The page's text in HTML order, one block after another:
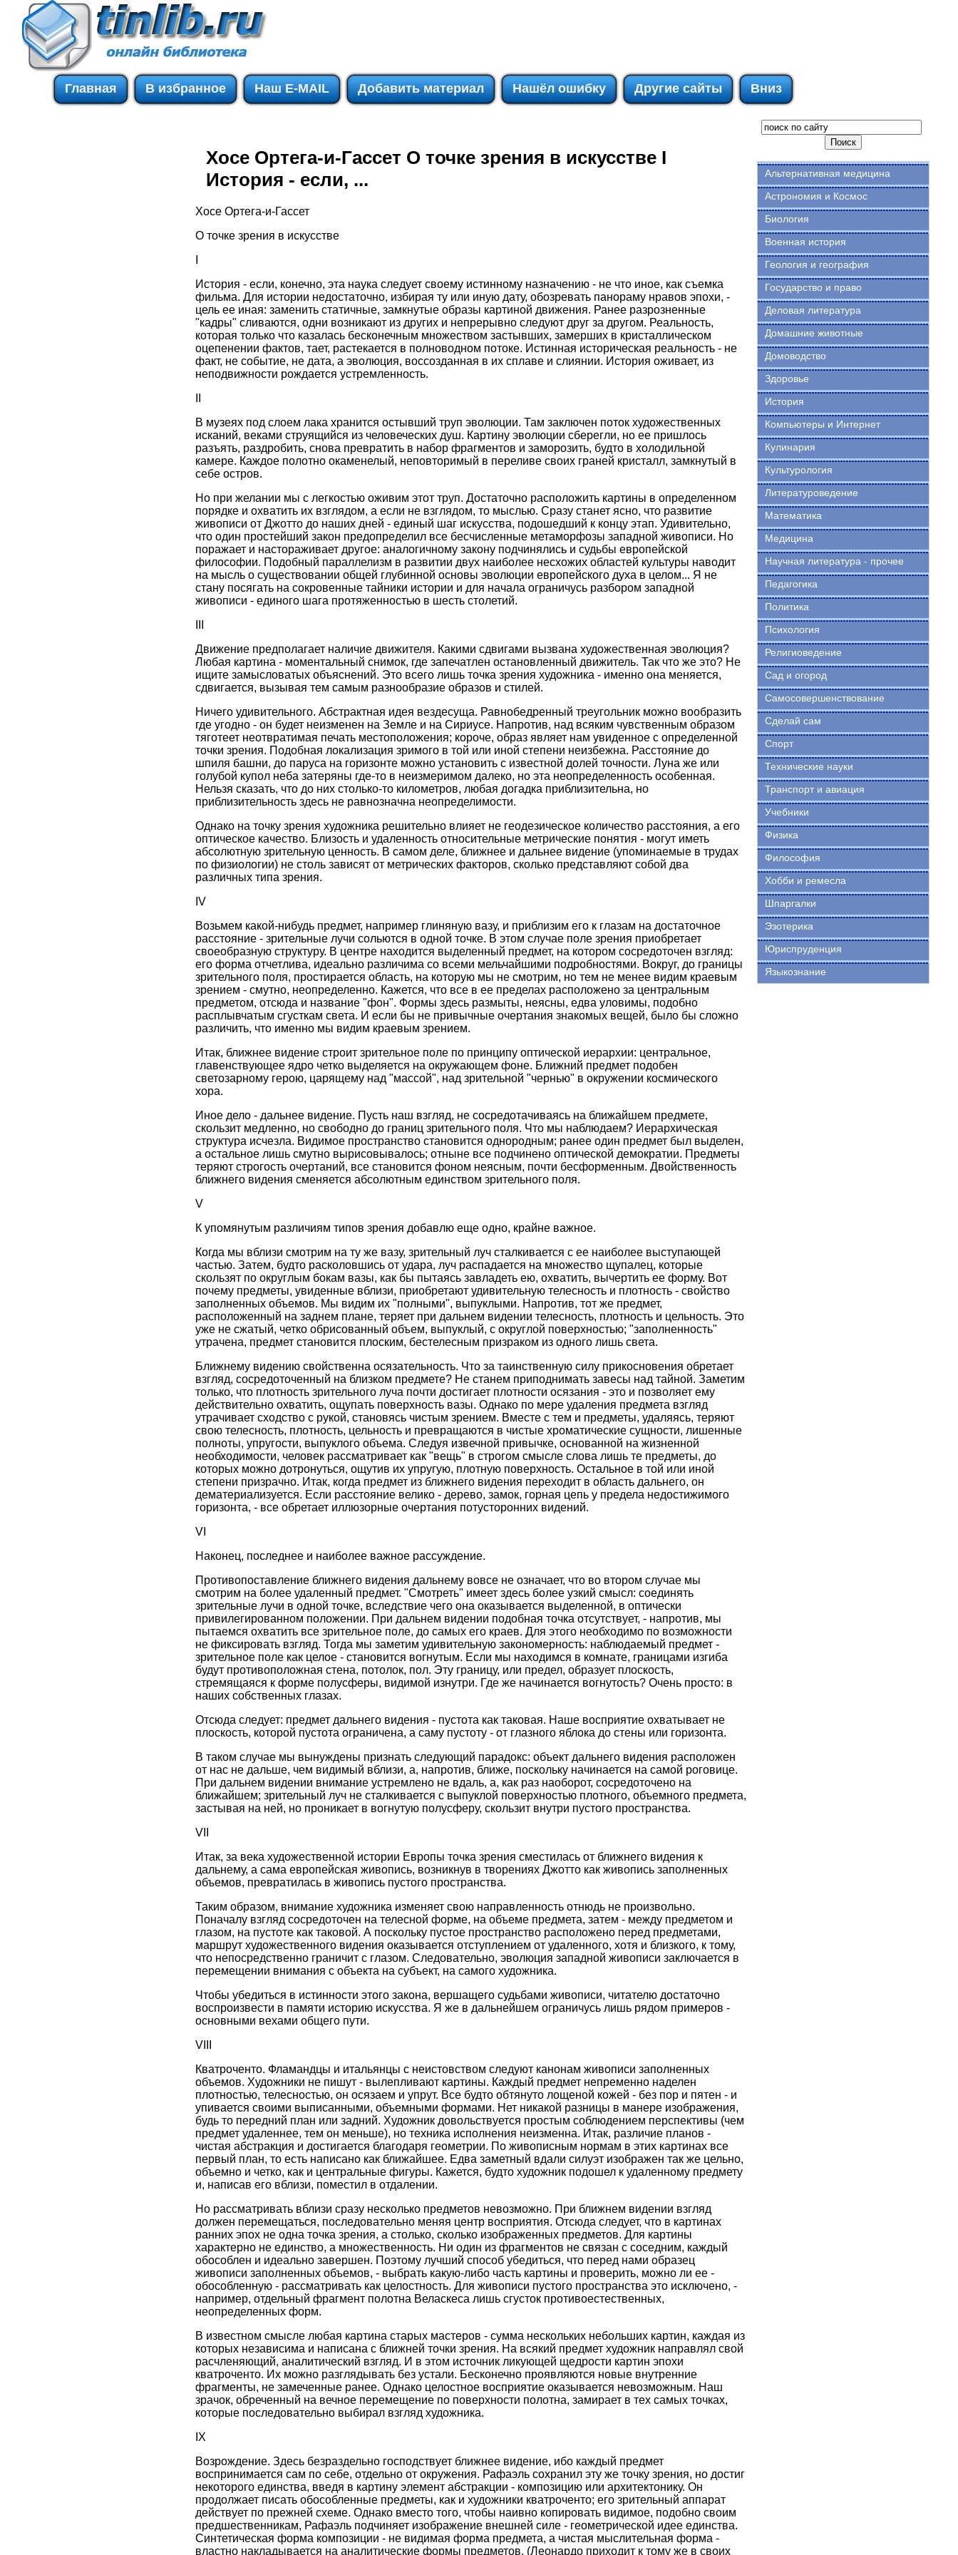
Главная В избранное Наш E-MAIL Добавить материал Нашёл ошибку Другие сайты Вниз
Хосе Ортега-и-Гассет О точке зрения в искусстве I
История - если, ...
Хосе Ортега-и-Гассет
О точке зрения в искусстве
История - если, конечно, эта наука следует своему истинному назначению - не что иное, как съемка
фильма. Для истории недостаточно, избирая ту или иную дату, обозревать панораму нравов эпохи, -
цель ее иная: заменить статичные, замкнутые образы картиной движения. Ранее разрозненные
"кадры" сливаются, одни возникают из других и непрерывно следуют друг за другом. Реальность,
которая только что казалась бесконечным множеством застывших, замерших в кристаллическом
оцепенении фактов, тает, растекается в полноводном потоке. Истинная историческая реальность - не
факт, не событие, не дата, а эволюция, воссозданная в их сплаве и слиянии. История оживает, из
неподвижности рождается устремленность.
В музеях под слоем лака хранится остывший труп эволюции. Там заключен поток художественных
исканий, веками струящийся из человеческих душ. Картину эволюции сберегли, но ее пришлось
разъять, раздробить, снова превратить в набор фрагментов и заморозить, будто в холодильной
камере. Каждое полотно окаменелый, неповторимый в переливе своих граней кристалл, замкнутый в
себе остров.
Но при желании мы с легкостью оживим этот труп. Достаточно расположить картины в определенном
порядке и охватить их взглядом, а если не взглядом, то мыслью. Сразу станет ясно, что развитие
живописи от Джотто до наших дней - единый шаг искусства, подошедший к концу этап. Удивительно,
что один простейший закон предопределил все бесчисленные метаморфозы западной живописи. Но
поражает и настораживает другое: аналогичному закону подчинялись и судьбы европейской
философии. Подобный параллелизм в развитии двух наиболее несхожих областей культуры наводит
на мысль о существовании общей глубинной основы эволюции европейского духа в целом... Я не
стану посягать на сокровенные тайники истории и для начала ограничусь разбором западной
живописи - единого шага протяженностью в шесть столетий.
Движение предполагает наличие движителя. Какими сдвигами вызвана художественная эволюция?
Любая картина - моментальный снимок, где запечатлен остановленный движитель. Так что же это? Не
ищите замысловатых объяснений. Это всего лишь точка зрения художника - именно она меняется,
сдвигается, вызывая тем самым разнообразие образов и стилей.
Ничего удивительного. Абстрактная идея вездесуща. Равнобедренный треугольник можно вообразить
где угодно - он будет неизменен на Земле и на Сириусе. Напротив, над всяким чувственным образом
тяготеет неотвратимая печать местоположения; короче, образ являет нам увиденное с определенной
точки зрения. Подобная локализация зримого в той или иной степени неизбежна. Расстояние до
шпиля башни, до паруса на горизонте можно установить с известной долей точности. Луна же или
голубой купол неба затеряны где-то в неизмеримом далеко, но эта неопределенность особенная.
Нельзя сказать, что до них столько-то километров, любая догадка приблизительна, но
приблизительность здесь не равнозначна неопределимости.
Однако на точку зрения художника решительно влияет не геодезическое количество расстояния, а его
оптическое качество. Близость и удаленность относительные метрические понятия - могут иметь
абсолютную зрительную ценность. В самом деле, ближнее и дальнее видение (упоминаемые в трудах
по физиологии) не столь зависят от метрических факторов, сколько представляют собой два
различных типа зрения.
IV
Возьмем какой-нибудь предмет, например глиняную вазу, и приблизим его к глазам на достаточное
расстояние - зрительные лучи сольются в одной точке. В этом случае поле зрения приобретает
своеобразную структуру. В центре находится выделенный предмет, на котором сосредоточен взгляд:
его форма отчетлива, идеально различима со всеми мельчайшими подробностями. Вокруг, до границы
зрительного поля, простирается область, на которую мы не смотрим, но тем не менее видим краевым
зрением - смутно, неопределенно. Кажется, что все в ее пределах расположено за центральным
предметом, отсюда и название "фон". Формы здесь размыты, неясны, едва уловимы, подобно
расплывчатым сгусткам света. И если бы не привычные очертания знакомых вещей, было бы сложно
различить, что именно мы видим краевым зрением.
Итак, ближнее видение строит зрительное поле по принципу оптической иерархии: центральное,
главенствующее ядро четко выделяется на окружающем фоне. Ближний предмет подобен
светозарному герою, царящему над "массой", над зрительной "чернью" в окружении космического
хора.
Иное дело - дальнее видение. Пусть наш взгляд, не сосредотачиваясь на ближайшем предмете,
скользит медленно, но свободно до границ зрительного поля. Что мы наблюдаем? Иерархическая
структура исчезла. Видимое пространство становится однородным; ранее один предмет был выделен,
а остальное лишь смутно вырисовывалось; отныне все подчинено оптической демократии. Предметы
теряют строгость очертаний, все становится фоном неясным, почти бесформенным. Двойственность
ближнего видения сменяется абсолютным единством зрительного поля.
V
К упомянутым различиям типов зрения добавлю еще одно, крайне важное.
Когда мы вблизи смотрим на ту же вазу, зрительный луч сталкивается с ее наиболее выступающей
частью. Затем, будто расколовшись от удара, луч распадается на множество щупалец, которые
скользят по округлым бокам вазы, как бы пытаясь завладеть ею, охватить, вычертить ее форму. Вот
почему предметы, увиденные вблизи, приобретают удивительную телесность и плотность - свойство
заполненных объемов. Мы видим их "полными", выпуклыми. Напротив, тот же предмет,
расположенный на заднем плане, теряет при дальнем видении телесность, плотность и цельность. Это
уже не сжатый, четко обрисованный объем, выпуклый, с округлой поверхностью; "заполненность"
утрачена, предмет становится плоским, бестелесным призраком из одного лишь света.
Ближнему видению свойственна осязательность. Что за таинственную силу прикосновения обретает
взгляд, сосредоточенный на близком предмете? Не станем приподнимать завесы над тайной. Заметим
только, что плотность зрительного луча почти достигает плотности осязания - это и позволяет ему
действительно охватить, ощупать поверхность вазы. Однако по мере удаления предмета взгляд
утрачивает сходство с рукой, становясь чистым зрением. Вместе с тем и предметы, удаляясь, теряют
свою телесность, плотность, цельность и превращаются в чистые хроматические сущности, лишенные
полноты, упругости, выпуклого объема. Следуя извечной привычке, основанной на жизненной
необходимости, человек рассматривает как "вещь" в строгом смысле слова лишь те предметы, до
которых можно дотронуться, ощутив их упругую, плотную поверхность. Остальное в той или иной
степени призрачно. Итак, когда предмет из ближнего видения переходит в область дальнего, он
дематериализуется. Если расстояние велико - дерево, замок, горная цепь у предела недостижимого
горизонта, - все обретает иллюзорные очертания потусторонних видений.
VI
Наконец, последнее и наиболее важное рассуждение.
Противопоставление ближнего видения дальнему вовсе не означает, что во втором случае мы
смотрим на более удаленный предмет. "Смотреть" имеет здесь более узкий смысл: соединять
зрительные лучи в одной точке, вследствие чего она оказывается выделенной, в оптически
привилегированном положении. При дальнем видении подобная точка отсутствует, - напротив, мы
пытаемся охватить все зрительное поле, до самых его краев. Для этого необходимо по возможности
не фиксировать взгляд. Тогда мы заметим удивительную закономерность: наблюдаемый предмет -
зрительное поле как целое - становится вогнутым. Если мы находимся в комнате, границами изгиба
будут противоположная стена, потолок, пол. Эту границу, или предел, образует плоскость,
стремящаяся к форме полусферы, видимой изнутри. Где же начинается вогнутость? Очень просто: в
наших собственных глазах.
Отсюда следует: предмет дальнего видения - пустота как таковая. Наше восприятие охватывает не
плоскость, которой пустота ограничена, а саму пустоту - от глазного яблока до стены или горизонта.
В таком случае мы вынуждены признать следующий парадокс: объект дальнего видения расположен
от нас не дальше, чем видимый вблизи, а, напротив, ближе, поскольку начинается на самой роговице.
При дальнем видении внимание устремлено не вдаль, а, как раз наоборот, сосредоточено на
ближайшем; зрительный луч не сталкивается с выпуклой поверхностью плотного, объемного предмета,
застывая на ней, но проникает в вогнутую полусферу, скользит внутри пустого пространства.
VII
Итак, за века художественной истории Европы точка зрения сместилась от ближнего видения к
дальнему, а сама европейская живопись, возникнув в творениях Джотто как живопись заполненных
объемов, превратилась в живопись пустого пространства.
Таким образом, внимание художника изменяет свою направленность отнюдь не произвольно.
Поначалу взгляд сосредоточен на телесной форме, на объеме предмета, затем - между предметом и
глазом, на пустоте как таковой. А поскольку пустое пространство расположено перед предметами,
маршрут художественного видения оказывается отступлением от удаленного, хотя и близкого, к тому,
что непосредственно граничит с глазом. Следовательно, эволюция западной живописи заключается в
перемещении внимания с объекта на субъект, на самого художника.
Чтобы убедиться в истинности этого закона, вершащего судьбами живописи, читателю достаточно
воспроизвести в памяти историю искусства. Я же в дальнейшем ограничусь лишь рядом примеров -
основными вехами общего пути.
VIII
Кватроченто. Фламандцы и итальянцы с неистовством следуют канонам живописи заполненных
объемов. Художники не пишут - вылепливают картины. Каждый предмет непременно наделен
плотностью, телесностью, он осязаем и упрут. Все будто обтянуто лощеной кожей - без пор и пятен - и
упивается своими выписанными, объемными формами. Нет никакой разницы в манере изображения,
будь то передний план или задний. Художник довольствуется простым соблюдением перспективы (чем
предмет удаленнее, тем он меньше), но техника исполнения неизменна. Итак, различие планов -
чистая абстракция и достигается благодаря геометрии. По живописным нормам в этих картинах все
первый план, то есть написано как ближайшее. Едва заметный вдали силуэт изображен так же цельно,
объемно и четко, как и центральные фигуры. Кажется, будто художник подошел к удаленному предмету
и, написав его вблизи, поместил в отдалении.
Но рассматривать вблизи сразу несколько предметов невозможно. При ближнем видении взгляд
должен перемещаться, последовательно меняя центр восприятия. Отсюда следует, что в картинах
ранних эпох не одна точка зрения, а столько, сколько изображенных предметов. Для картины
характерно не единство, а множественность. Ни один из фрагментов не связан с соседним, каждый
обособлен и идеально завершен. Поэтому лучший способ убедиться, что перед нами образец
живописи заполненных объемов, - выбрать какую-либо часть картины и проверить, можно ли ее -
обособленную - рассматривать как целостность. Для живописи пустого пространства это исключено, -
например, отдельный фрагмент полотна Веласкеса лишь сгусток противоестественных,
неопределенных форм.
В известном смысле любая картина старых мастеров - сумма нескольких небольших картин, каждая из
которых независима и написана с ближней точки зрения. На всякий предмет художник направлял свой
расчленяющий, аналитический взгляд. И в этом источник ликующей щедрости картин эпохи
кватроченто. Их можно разглядывать без устали. Бесконечно проявляются новые внутренние
фрагменты, не замеченные ранее. Однако целостное восприятие оказывается невозможным. Наш
зрачок, обреченный на вечное перемещение по поверхности полотна, замирает в тех самых точках,
которые последовательно выбирал взгляд художника.
IX
Возрождение. Здесь безраздельно господствует ближнее видение, ибо каждый предмет
воспринимается сам по себе, отдельно от окружения. Рафаэль сохранил эту же точку зрения, но достиг
некоторого единства, введя в картину элемент абстракции - композицию или архитектонику. Он
продолжает писать обособленные предметы, как и художники кватроченто; его зрительный аппарат
действует по прежней схеме. Однако вместо того, чтобы наивно копировать видимое, подобно своим
предшественникам, Рафаэль подчиняет изображение внешней силе - геометрической идее единства.
Синтетическая форма композиции - не видимая форма предмета, а чистая мыслительная форма -
властно накладывается на аналитические формы предметов. (Леонардо приходит к тому же в своих
Альтернативная медицина
Астрономия и Космос
Биология
Военная история
Геология и география
Государство и право
Деловая литература
Домашние животные
Домоводство
Здоровье
История
Компьютеры и Интернет
Кулинария
Культурология
Литературоведение
Математика
Медицина
Научная литература - прочее
Педагогика
Политика
Психология
Религиоведение
Сад и огород
Самосовершенствование
Сделай сам
Спорт
Технические науки
Транспорт и авиация
Учебники
Физика
Философия
Хобби и ремесла
Шпаргалки
Эзотерика
Юриспруденция
Языкознание